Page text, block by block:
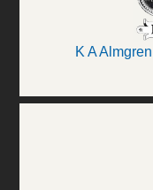
K A